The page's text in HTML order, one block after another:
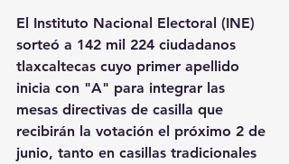
El Instituto Nacional Electoral (INE)
sorteó a 142 mil 224 ciudadanos
tlaxcaltecas cuyo primer apellido
inicia con "A" para integrar las
mesas directivas de casilla que
recibirán la votación el próximo 2 de
junio, tanto en casillas tradicionales